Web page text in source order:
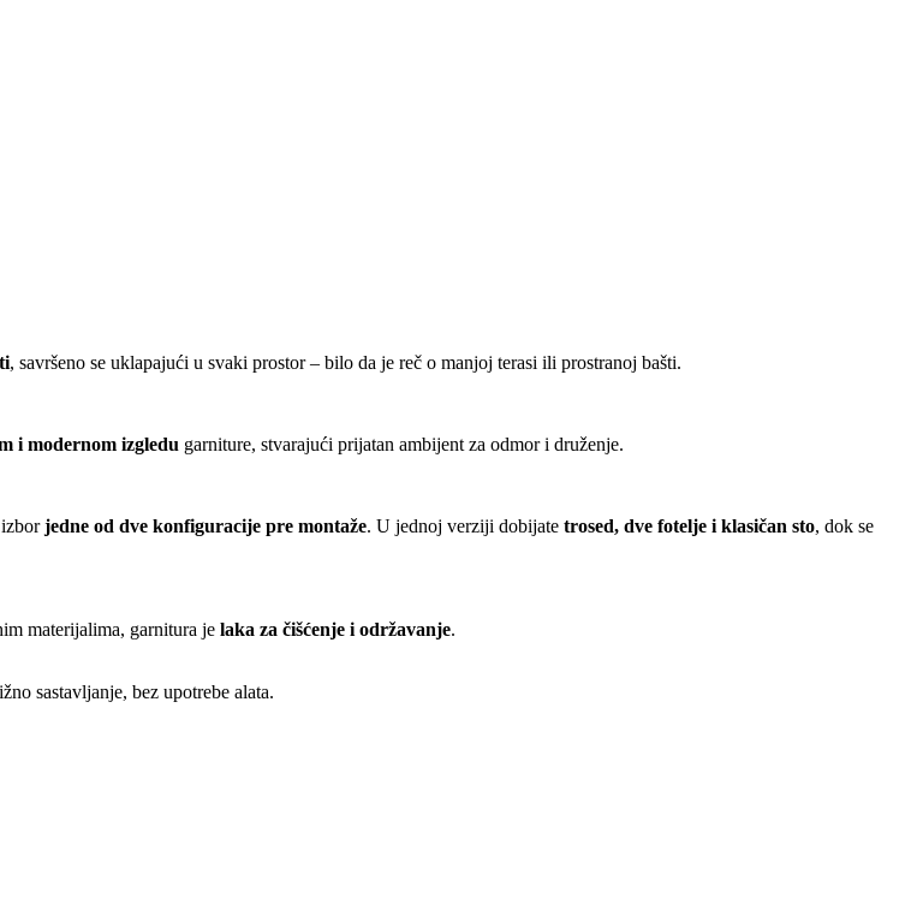
, savršeno se uklapajući u svaki prostor – bilo da je reč o manjoj terasi ili prostranoj bašti.
i modernom izgledu garniture, stvarajući prijatan ambijent za odmor i druženje.
jedne od dve konfiguracije pre montaže. U jednoj verziji dobijate trosed, dve fotelje i klasičan sto, dok se
materijalima, garnitura je laka za čišćenje i održavanje.
sastavljanje, bez upotrebe alata.